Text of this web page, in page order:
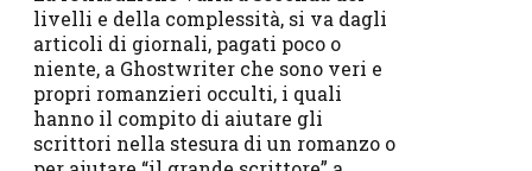
livelli e della complessità, si va dagli
articoli di giornali, pagati poco o
niente, a Ghostwriter che sono veri e
propri romanzieri occulti, i quali
hanno il compito di aiutare gli
scrittori nella stesura di un romanzo o